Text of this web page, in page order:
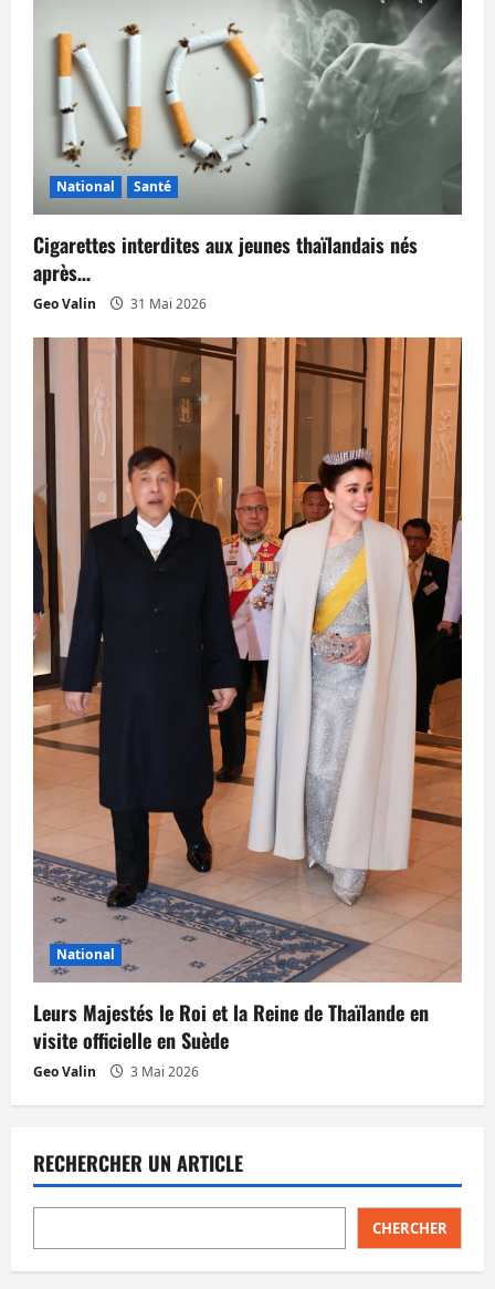
National Santé
Cigarettes interdites aux jeunes thaïlandais nés
après…
Geo Valin 31 Mai 2026
National
Leurs Majestés le Roi et la Reine de Thaïlande en
visite officielle en Suède
Geo Valin 3 Mai 2026
RECHERCHER UN ARTICLE
CHERCHER